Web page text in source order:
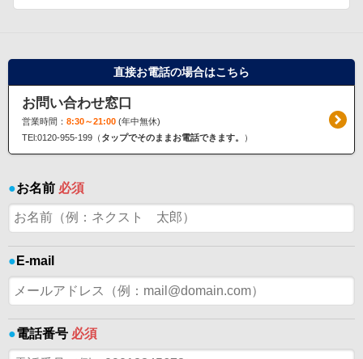
直接お電話の場合はこちら
お問い合わせ窓口
営業時間： 8:30～21:00(年中無休)
TEl:0120-955-199（ タップでそのままお電話できます。 ）
●お名前 必須
● E-mail
●電話番号 必須